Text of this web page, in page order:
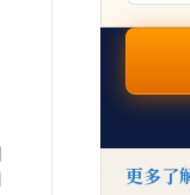
更多了